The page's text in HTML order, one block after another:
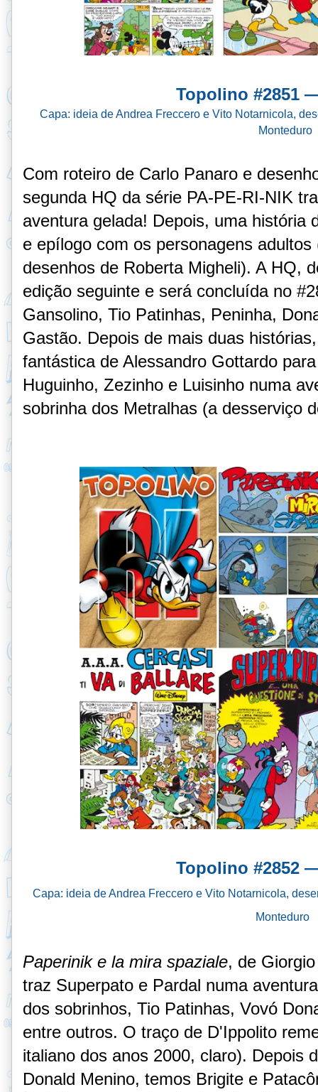
Topolino #2851
Capa: ideia de Andrea Freccero e Vito Notarnicola,
Monteduro
Com roteiro de Carlo Panaro e
segunda HQ da série PA-PE-RI-NIK
aventura gelada! Depois, uma história
e epílogo com os personagens
desenhos de Roberta Migheli). A HQ,
edição seguinte e será concluída no
Gansolino, Tio Patinhas, Peninha,
Gastão. Depois de mais duas
fantástica de Alessandro Gottardo
Huguinho, Zezinho e Luisinho numa
sobrinha dos Metralhas (a desserviço
Topolino #2852
Capa: ideia de Andrea Freccero e Vito Notarnicola,
Monteduro
Paperinik e la mira spaziale, de
traz Superpato e Pardal numa
dos sobrinhos, Tio Patinhas, Vovó
entre outros. O traço de D'Ippolito
italiano dos anos 2000, claro). Depois
Donald Menino, temos Brigite e